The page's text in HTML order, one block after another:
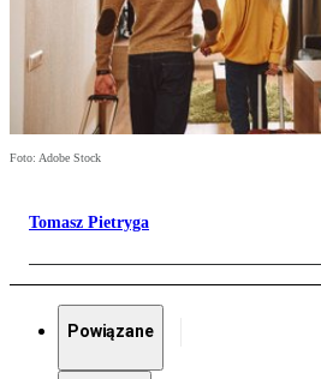
Foto: Adobe Stock
Tomasz Pietryga
Powiązane